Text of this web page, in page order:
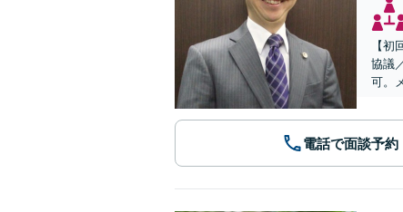
【
協議
可。
電話で面談予約